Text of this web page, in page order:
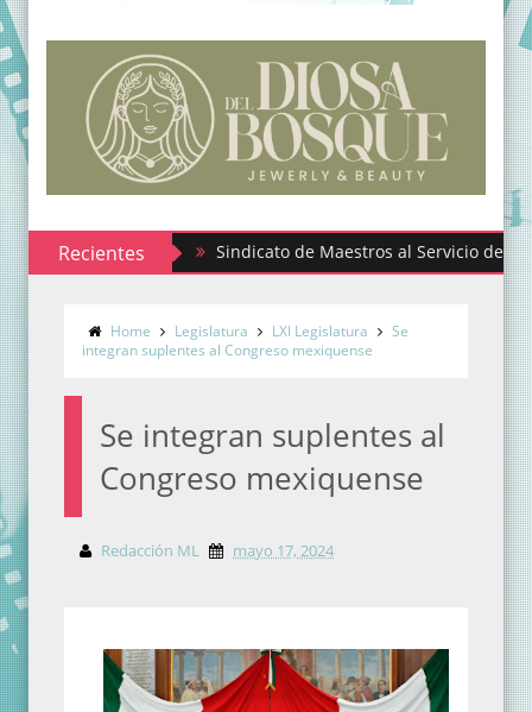
RecientesSindicato de Maestros al Servicio del Estado
Home Legislatura LXI Legislatura
Se
integran suplentes al Congreso mexiquense
Se integran suplentes al
Congreso mexiquense
Redacción ML mayo 17, 2024